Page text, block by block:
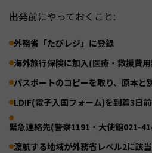
出発前にやっておくこと:
外務省「たびレジ」に登録
海外旅行保険に加入(医療・救援費
パスポートのコピーを取り、原本と
LDIF(電子入国フォーム)を到着3日
緊急連絡先(警察1191・大使館021-
渡航する地域が外務省レベル2に該